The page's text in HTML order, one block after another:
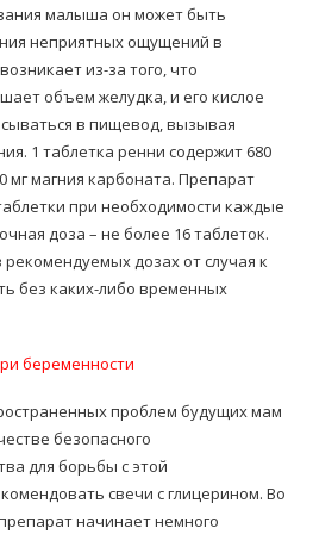
малыша он может быть
неприятных ощущений в
из-за того, что
объем желудка, и его кислое
в пищевод, вызывая
1 таблетка ренни содержит 680
мг магния карбоната. Препарат
при необходимости каждые
доза – не более 16 таблеток.
дозах от случая к
без каких-либо временных
беременности
проблем будущих мам
безопасного
для борьбы с этой
свечи с глицерином. Во
начинает немного